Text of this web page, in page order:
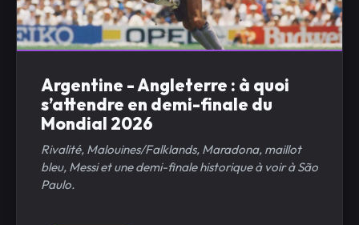
Argentine - Angleterre : à quoi
s’attendre en demi-finale du
Mondial 2026
Rivalité, Malouines/Falklands, Maradona, maillot
bleu, Messi et une demi-finale historique à voir à São
Paulo.